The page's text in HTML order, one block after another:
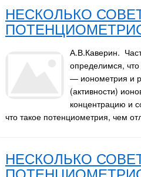
НЕСКОЛЬКО
А.В.Каверин.
определимся,
— ионометрия и
(активности)
концентрацию и
что такое потенциометрия, чем
НЕСКОЛЬКО